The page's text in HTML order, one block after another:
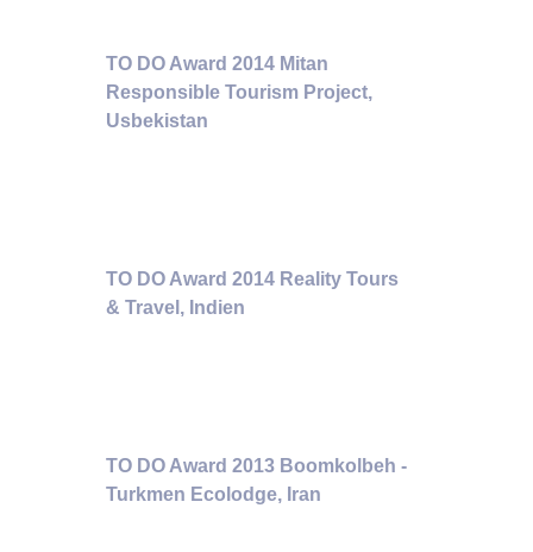
TO DO Award 2014 Mitan
Responsible Tourism Project,
Usbekistan
TO DO Award 2014 Reality Tours
& Travel, Indien
TO DO Award 2013 Boomkolbeh -
Turkmen Ecolodge, Iran